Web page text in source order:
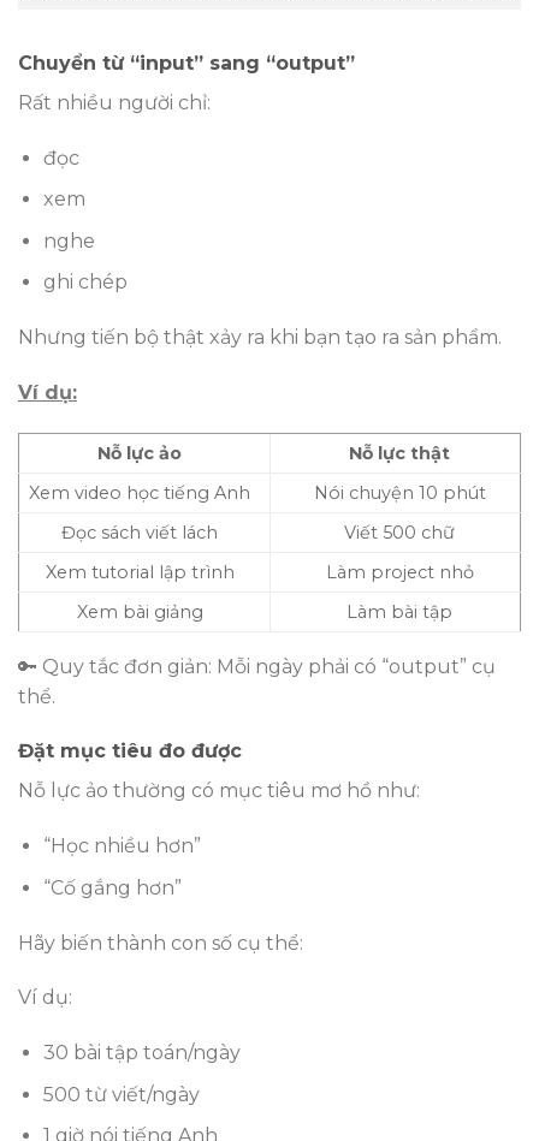
Chuyển từ “input” sang “output”
Rất nhiều người chỉ:
đọc
xem
nghe
ghi chép
Nhưng tiến bộ thật xảy ra khi bạn tạo ra sản phẩm.
Ví dụ:
Nỗ lực ảo
Nỗ lực thật
Xem video học tiếng Anh
Nói chuyện 10 phút
Đọc sách viết lách
Viết 500 chữ
Xem tutorial lập trình
Làm project nhỏ
Xem bài giảng
Làm bài tập
🔑 Quy tắc đơn giản: Mỗi ngày phải có “output” cụ
thể.
Đặt mục tiêu đo được
Nỗ lực ảo thường có mục tiêu mơ hồ như:
“Học nhiều hơn”
“Cố gắng hơn”
Hãy biến thành con số cụ thể:
Ví dụ:
30 bài tập toán/ngày
500 từ viết/ngày
1 giờ nói tiếng Anh